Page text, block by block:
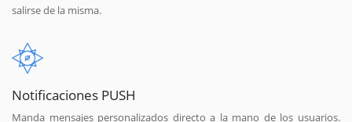
salirse de la misma.
Notificaciones PUSH
Manda mensajes personalizados directo a la mano de los usuarios.